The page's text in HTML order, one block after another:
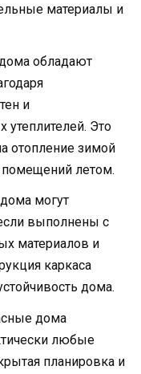
материалы и
обладают
и
Это
отопление зимой
помещений летом.
могут
выполнены с
материалов и
каркаса
дома.
дома
любые
планировка и